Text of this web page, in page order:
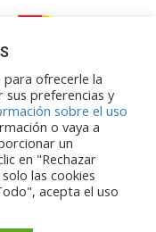
Sin
del autor o autores y
Ni la Unión Europea ni
ofrecerle la
sus preferencias y
sobre el uso
o vaya a
un
en "Rechazar
las cookies
acepta el uso